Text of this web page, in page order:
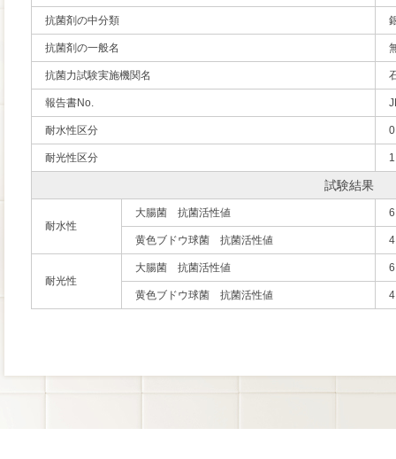
抗菌剤の中分類
抗菌剤の一般名
抗菌力試験実施機関名
報告書No.
耐水性区分 0
耐光性区分 1
試験結果
耐水性
大腸菌 抗菌活性値
黄色ブドウ球菌 抗菌活性値 4
耐光性
大腸菌 抗菌活性値
黄色ブドウ球菌 抗菌活性値